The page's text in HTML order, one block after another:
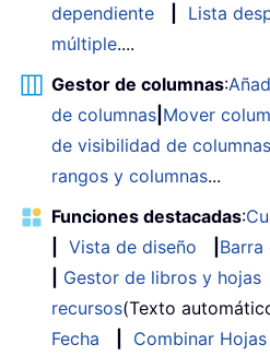
dependiente
Lista
múltiple....
Gestor de columnas:
de columnas Mover
de visibilidad de
rangos y columnas...
Funciones destacadas:
Vista de diseño
Gestor de libros y hojas
recursos(Texto
Fecha
Combinar